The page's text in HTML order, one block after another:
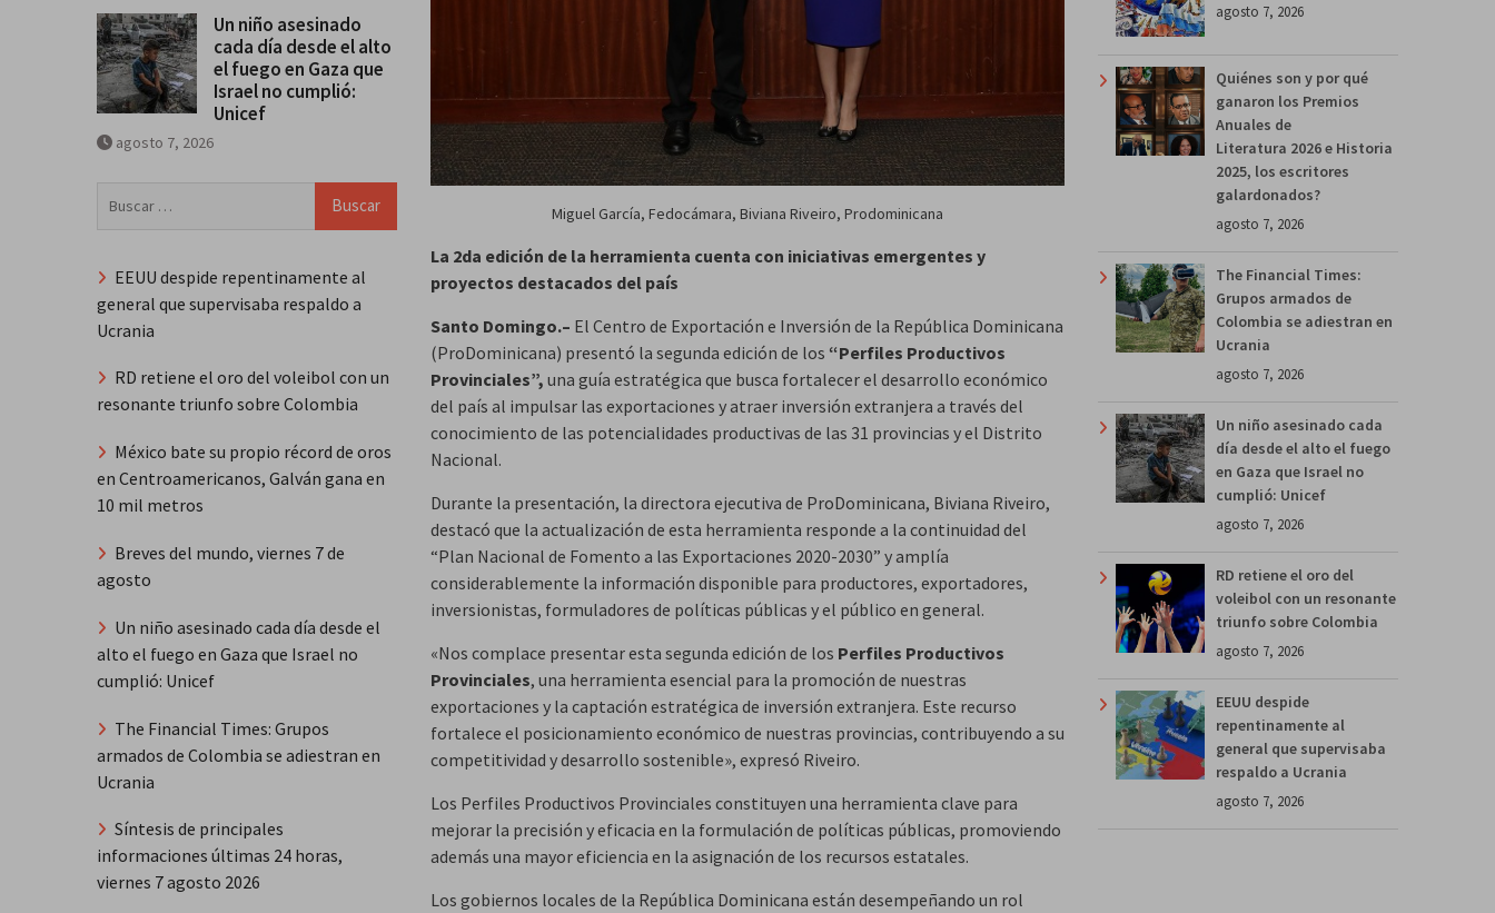
Miguel García, Fedocámara, Biviana Riveiro, Prodominicana
La 2da edición de la herramienta cuenta con iniciativas emergentes y
proyectos destacados del país
Santo Domingo.– El Centro de Exportación e Inversión de la República Dominicana
(ProDominicana) presentó la segunda edición de los “Perfiles Productivos
Provinciales”, una guía estratégica que busca fortalecer el desarrollo económico
del país al impulsar las exportaciones y atraer inversión extranjera a través del
conocimiento de las potencialidades productivas de las 31 provincias y el Distrito
Nacional.
Durante la presentación, la directora ejecutiva de ProDominicana, Biviana Riveiro,
destacó que la actualización de esta herramienta responde a la continuidad del
“Plan Nacional de Fomento a las Exportaciones 2020-2030” y amplía
considerablemente la información disponible para productores, exportadores,
inversionistas, formuladores de políticas públicas y el público en general.
«Nos complace presentar esta segunda edición de los Perfiles Productivos
Provinciales, una herramienta esencial para la promoción de nuestras
exportaciones y la captación estratégica de inversión extranjera. Este recurso
fortalece el posicionamiento económico de nuestras provincias, contribuyendo a su
competitividad y desarrollo sostenible», expresó Riveiro.
Los Perfiles Productivos Provinciales constituyen una herramienta clave para
mejorar la precisión y eficacia en la formulación de políticas públicas, promoviendo
además una mayor eficiencia en la asignación de los recursos estatales.
Los gobiernos locales de la República Dominicana están desempeñando un rol
agosto 7, 2026
Quiénes son y por qué
ganaron los Premios
Anuales de
Literatura 2026 e Historia
2025, los escritores
galardonados?
agosto 7, 2026
The Financial Times:
Grupos armados de
Colombia se adiestran en
Ucrania
agosto 7, 2026
Un niño asesinado cada
día desde el alto el fuego
en Gaza que Israel no
cumplió: Unicef
agosto 7, 2026
RD retiene el oro del
voleibol con un resonante
triunfo sobre Colombia
agosto 7, 2026
EEUU despide
repentinamente al
general que supervisaba
respaldo a Ucrania
agosto 7, 2026
Un niño asesinado
cada día desde el alto
el fuego en Gaza que
Israel no cumplió:
Unicef
agosto 7, 2026
EEUU despide repentinamente al
general que supervisaba respaldo a
Ucrania
RD retiene el oro del voleibol con un
resonante triunfo sobre Colombia
México bate su propio récord de oros
en Centroamericanos, Galván gana en
10 mil metros
Breves del mundo, viernes 7 de
agosto
Un niño asesinado cada día desde el
alto el fuego en Gaza que Israel no
cumplió: Unicef
The Financial Times: Grupos
armados de Colombia se adiestran en
Ucrania
Síntesis de principales
informaciones últimas 24 horas,
viernes 7 agosto 2026